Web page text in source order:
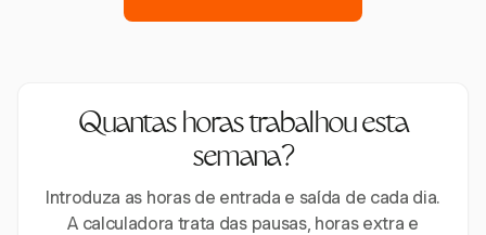
Quantas horas trabalhou esta
semana?
Introduza as horas de entrada e saída de cada dia.
A calculadora trata das pausas, horas extra e